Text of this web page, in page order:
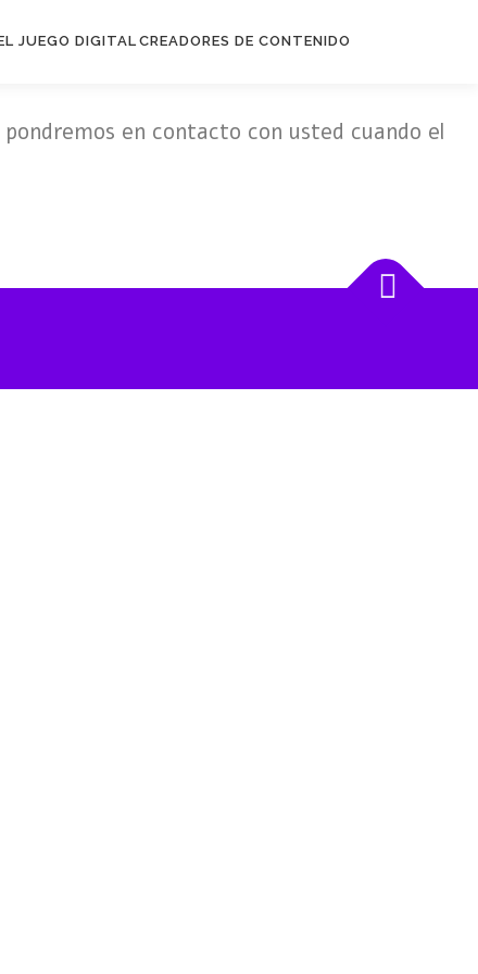
JUEGO DIGITAL CREADORES DE CONTENIDO
en contacto con usted cuando el